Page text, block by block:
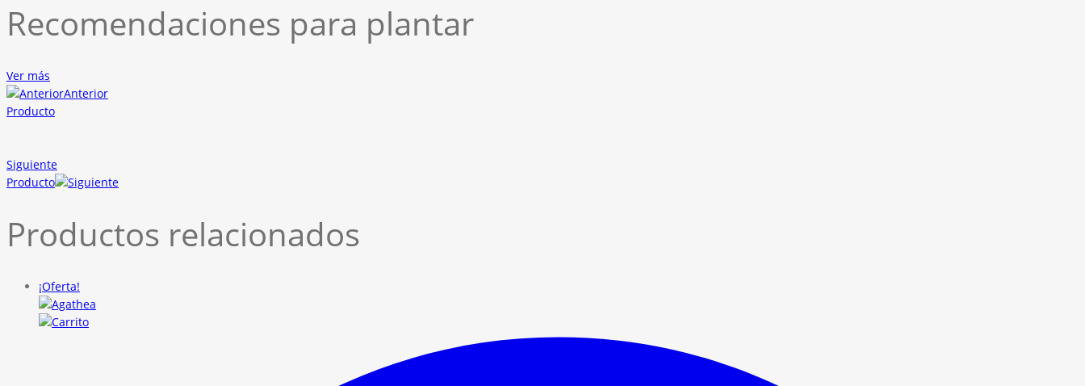
Recomendaciones para plantar
Ver más
Anterior
Producto
Siguiente
Producto
Productos relacionados
¡Oferta!